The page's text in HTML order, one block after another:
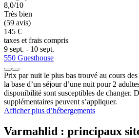
8,0/10
Très bien
(59 avis)
145 €
taxes et frais compris
9 sept. - 10 sept.
550 Guesthouse
Prix par nuit le plus bas trouvé au cours
la base d’un séjour d’une nuit pour 2
disponibilité sont susceptibles de changer.
supplémentaires peuvent s’appliquer.
Afficher plus d’hébergements
Varmahlid : principaux